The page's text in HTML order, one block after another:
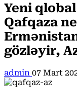
Yeni
Qafqaza
gözləyir,
admin 07 Mart